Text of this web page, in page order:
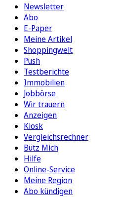
Newsletter
Abo
E-Paper
Meine Artikel
Shoppingwelt
Push
Testberichte
Immobilien
Jobbörse
Wir trauern
Anzeigen
Kiosk
Vergleichsrechner
Bütz Mich
Hilfe
Online-Service
Meine Region
Abo kündigen